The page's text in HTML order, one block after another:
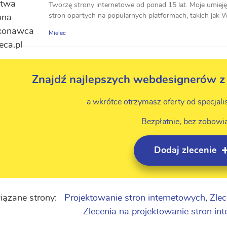
Tworzę strony internetowe od ponad 15 lat. Moje
stron opartych na popularnych platformach, takich jak
Mielec
Znajdź najlepszych webdesignerów
a wkrótce otrzymasz oferty od
Bezpłatnie, bez
Dodaj zlecenie
strony: Projektowanie stron internetowych,
Zlecenia na projektowanie stron